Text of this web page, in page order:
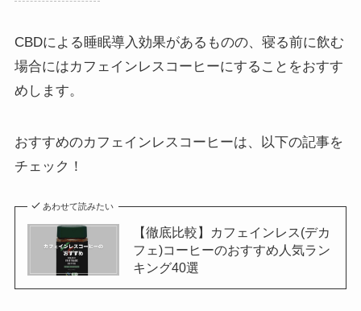
CBDによる睡眠導入効果があるものの、寝る前に飲む
場合にはカフェインレスコーヒーにすることをおすす
めします。
おすすめのカフェインレスコーヒーは、以下の記事を
チェック！
あわせて読みたい
【徹底比較】カフェインレス(デカ
フェ)コーヒーのおすすめ人気ラン
キング40選